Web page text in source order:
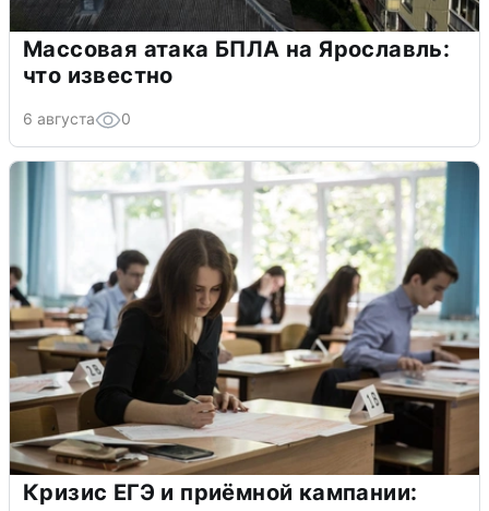
Массовая атака БПЛА на Ярославль:
что известно
6 августа 0
Кризис ЕГЭ и приёмной кампании: